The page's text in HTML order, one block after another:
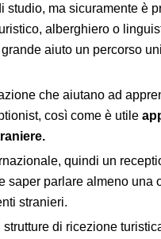
studio, ma sicuramente è
alberghiero o
aiuto un percorso
che aiutano ad
così come è utile
quindi un
saper parlare almeno una
stranieri.
strutture di ricezione